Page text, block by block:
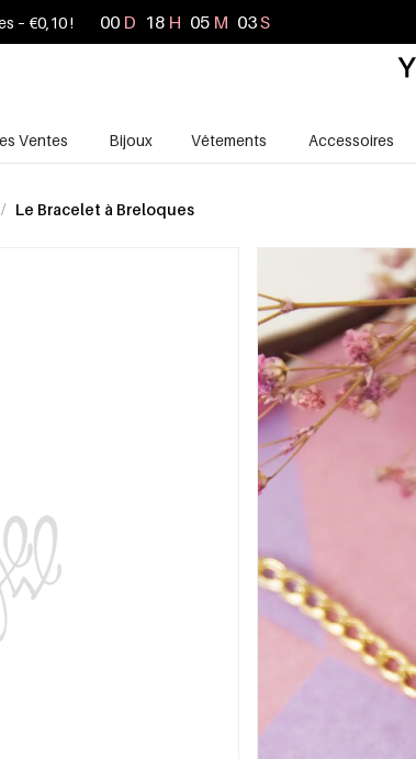
– €0,10 ! 00 D 18 H 05 M 01S
Ventes Bijoux Vêtements Accessoires
/ Le Bracelet à Breloques